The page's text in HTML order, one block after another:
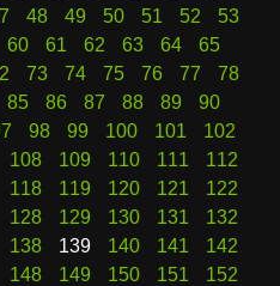
48 49 50 51 52
53
60 61 62 63 64
65
73 74 75 76 77
78
85 86 87 88 89
90
98 99 100 101
102
108 109 110 111
112
118 119 120 121
122
128 129 130 131
132
138 139 140 141
142
148 149 150 151
152